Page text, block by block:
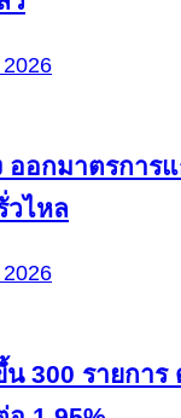
ออกมาตรการ
วไหล
300 รายการ